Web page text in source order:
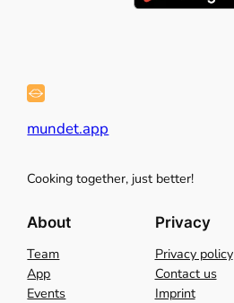
mundet.app
Cooking together, just better!
About
Team
App
Events
Privacy
Privacy policy
Contact us
Imprint